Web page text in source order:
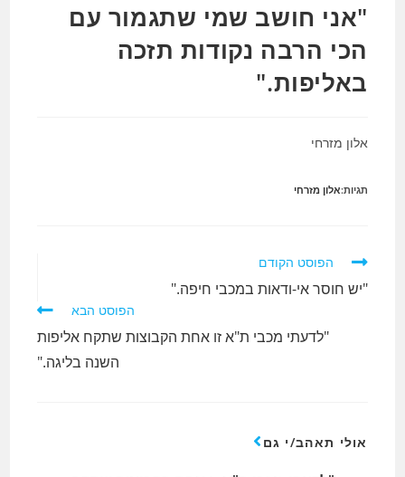
"אני חושב שמי שתגמור עם
הכי הרבה נקודות תזכה
באליפות."
אלון מזרחי
תגיות:אלון מזרחי
לקרוא
נוספים
הפוסט הקודם
"יש חוסר אי-ודאות במכבי חיפה."
הפוסט הבא
"לדעתי מכבי ת"א זו אחת הקבוצות שתקח אליפות
השנה בליגה."
אולי תאהב/י גם